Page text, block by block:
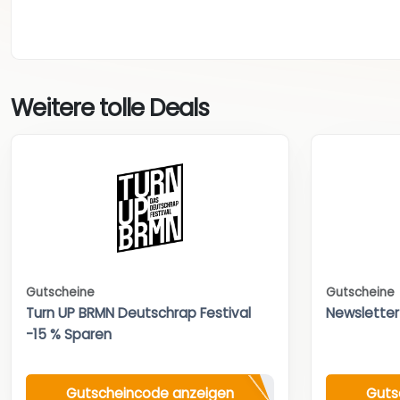
Weitere tolle Deals
Gutscheine
Turn UP BRMN Deutschrap Festival
-15 % Sparen
Gutscheincode anzeigen
Gutscheine
Newsletter